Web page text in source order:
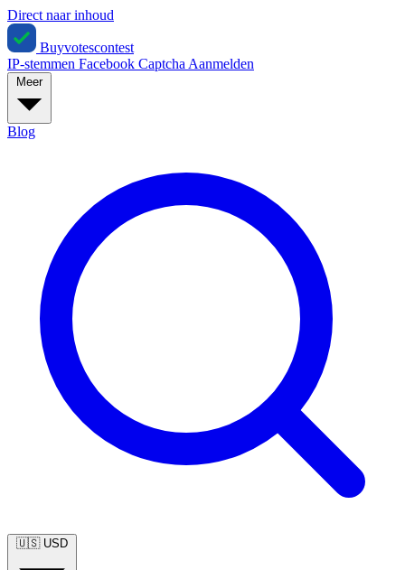
Direct naar inhoud
Buyvotescontest
IP-stemmen Facebook Captcha Aanmelden
Meer
Blog
🇺🇸 USD